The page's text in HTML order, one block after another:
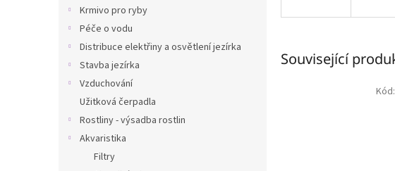
Krmivo pro ryby
Péče o vodu
Distribuce elektřiny a osvětlení jezírka
Stavba jezírka
Vzduchování
Užitková čerpadla
Rostliny - výsadba rostlin
Akvaristika
Filtry
Související
Kód: